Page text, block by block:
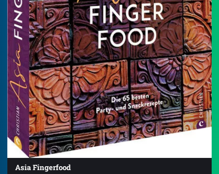
Asia Fingerfood